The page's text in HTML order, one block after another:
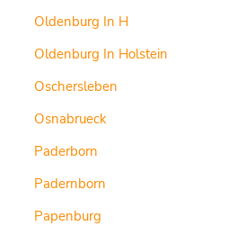
Oldenburg In H
Oldenburg In Holstein
Oschersleben
Osnabrueck
Paderborn
Padernborn
Papenburg